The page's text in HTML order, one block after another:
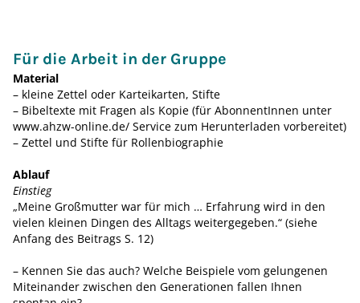
Für die Arbeit in der Gruppe
Material
– kleine Zettel oder Karteikarten, Stifte
– Bibeltexte mit Fragen als Kopie (für AbonnentInnen unter
www.ahzw-online.de/ Service zum Herunterladen vorbereitet)
– Zettel und Stifte für Rollenbiographie
Ablauf
Einstieg
„Meine Großmutter war für mich … Erfahrung wird in den
vielen kleinen Dingen des Alltags weitergegeben.“ (siehe
Anfang des Beitrags S. 12)
– Kennen Sie das auch? Welche Beispiele vom gelungenen
Miteinander zwischen den Generationen fallen Ihnen